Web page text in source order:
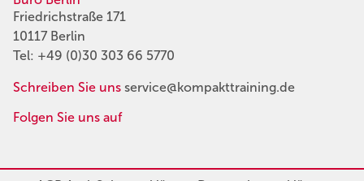
Friedrichstraße 171
10117 Berlin
Tel: +49 (0)30 303 66 5770
Schreiben Sie uns service@kompakttraining.de
Folgen Sie uns auf